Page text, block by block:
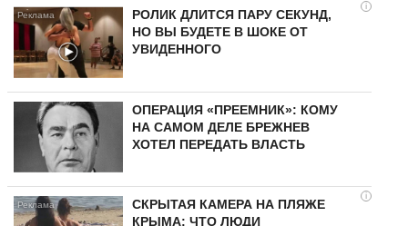
i
РОЛИК ДЛИТСЯ ПАРУ СЕКУНД,
НО ВЫ БУДЕТЕ В ШОКЕ ОТ
УВИДЕННОГО
ОПЕРАЦИЯ «ПРЕЕМНИК»: КОМУ
НА САМОМ ДЕЛЕ БРЕЖНЕВ
ХОТЕЛ ПЕРЕДАТЬ ВЛАСТЬ
i
СКРЫТАЯ КАМЕРА НА ПЛЯЖЕ
КРЫМА: ЧТО ЛЮДИ